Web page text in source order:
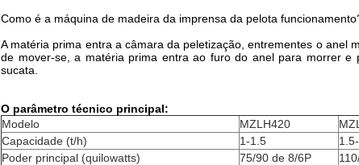
Como é a máquina de madeira da imprensa da pelota
A matéria prima entra a câmara da peletização, entrementes o anel
de mover-se, a matéria prima entra ao furo do anel para morrer
sucata.
O parâmetro técnico principal:
Modelo
MZLH420
Capacidade (t/h)
1-1.5
Poder principal (quilowatts)
75/90 de 8/6P